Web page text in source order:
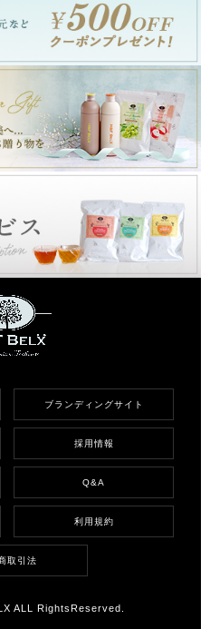
ブランディングサイト
採用情報
Q&A
利用規約
取引法
ALL RightsReserved.